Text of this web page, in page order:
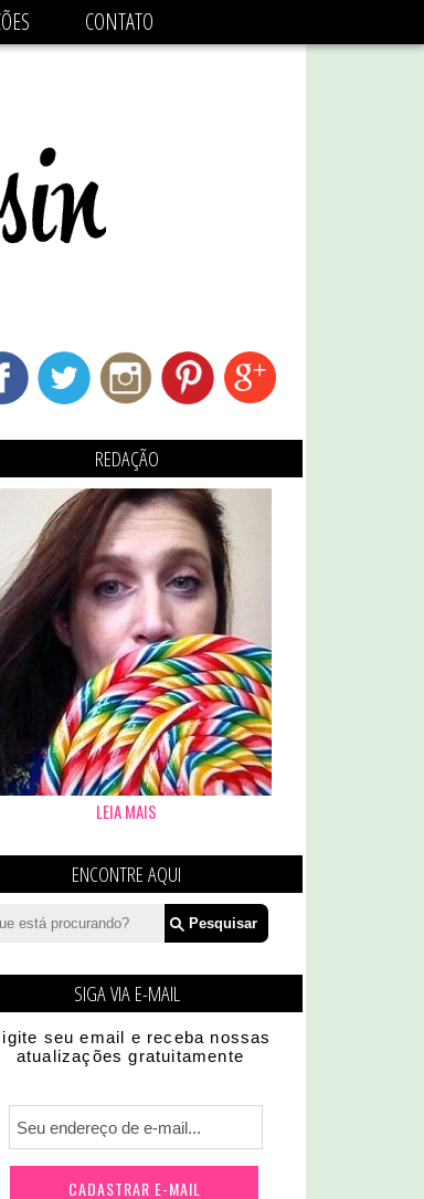
> CONTATO
REDAÇÃO
LEIA MAIS
ENCONTRE AQUI
SIGA VIA E-MAIL
seu email e receba nossas
atualizações gratuitamente